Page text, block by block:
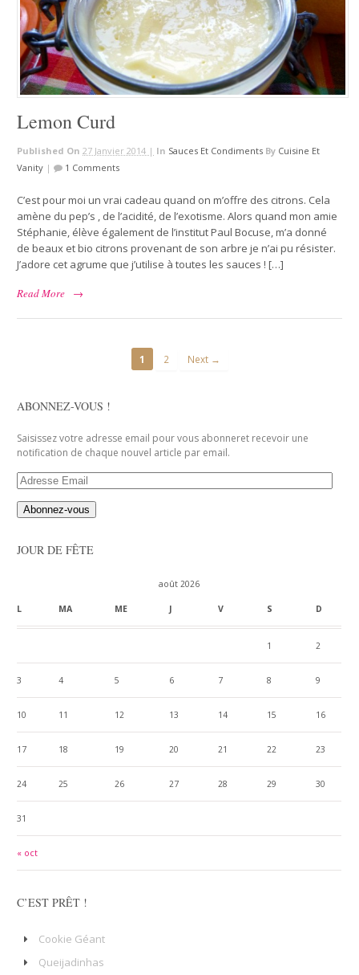
Lemon Curd
Published On27 Janvier 2014 | In Sauces Et Condiments By Cuisine Et
Vanity | 1 Comments
C’est pour moi un vrai cadeau quand on m’offre des citrons. Cela
amène du pep’s , de l’acidité, de l’exotisme. Alors quand mon amie
Stéphanie, élève également de l’institut Paul Bocuse, m’a donné
de beaux et bio citrons provenant de son arbre je n’ai pu résister.
J’adore cet agrume que j’utilise à toutes les sauces ! […]
Read More
→
1 2 Next →
ABONNEZ-VOUS !
Saisissez votre adresse email pour vous abonneret recevoir une
notification de chaque nouvel article par email.
Adresse
JOUR DE FÊTE
août 2026
L MA ME J V S D
« oct
1 2
3 4 5 6 7 8 9
10 11 12 13 14 15 16
17 18 19 20 21 22 23
24 25 26 27 28 29 30
31
C’EST PRÊT !
Cookie Géant
Queijadinhas